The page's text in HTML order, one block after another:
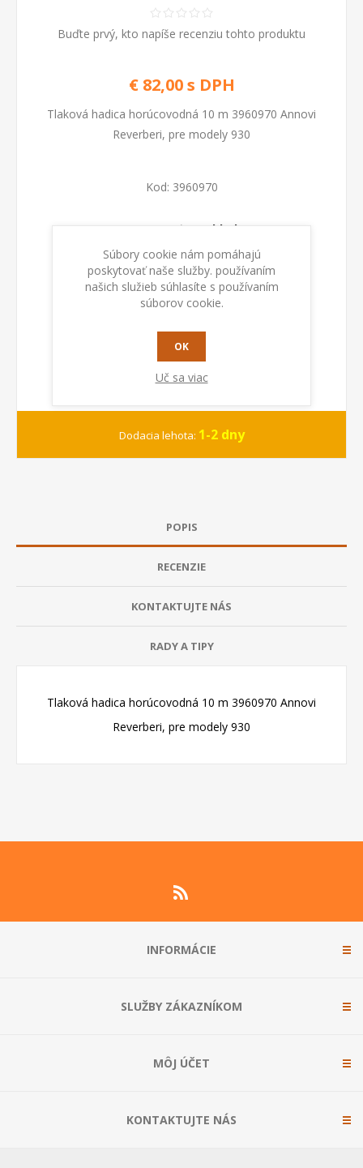
Buďte prvý, kto napíše recenziu tohto produktu
€ 82,00 s DPH
Tlaková hadica horúcovodná 10 m 3960970 Annovi
Reverberi, pre modely 930
Kod: 3960970
Dostupnosť: Na sklade
PRIDAŤ DO KOŠÍKA
Dodacia lehota: 1-2 dny
POPIS
RECENZIE
KONTAKTUJTE NÁS
RADY A TIPY
Tlaková hadica horúcovodná 10 m 3960970 Annovi
Reverberi, pre modely 930
INFORMÁCIE
SLUŽBY ZÁKAZNÍKOM
MÔJ ÚČET
KONTAKTUJTE NÁS
Súbory cookie nám pomáhajú
poskytovať naše služby. používaním
našich služieb súhlasíte s používaním
súborov cookie.
OK
Uč sa viac